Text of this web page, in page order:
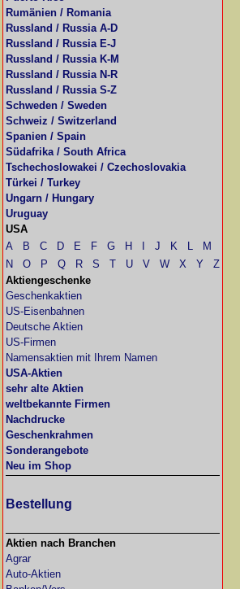
Rumänien / Romania
Russland / Russia A-D
Russland / Russia E-J
Russland / Russia K-M
Russland / Russia N-R
Russland / Russia S-Z
Schweden / Sweden
Schweiz / Switzerland
Spanien / Spain
Südafrika / South Africa
Tschechoslowakei / Czechoslovakia
Türkei / Turkey
Ungarn / Hungary
Uruguay
USA
A
B C D E F G H J K L
M
N
O P Q R S T U V W X Y
Z
Aktiengeschenke
Geschenkaktien
US-Eisenbahnen
Deutsche Aktien
US-Firmen
Namensaktien mit Ihrem Namen
USA-Aktien
sehr alte Aktien
weltbekannte Firmen
Nachdrucke
Geschenkrahmen
Sonderangebote
Neu im Shop
Bestellung
Aktien nach Branchen
Agrar
Auto-Aktien